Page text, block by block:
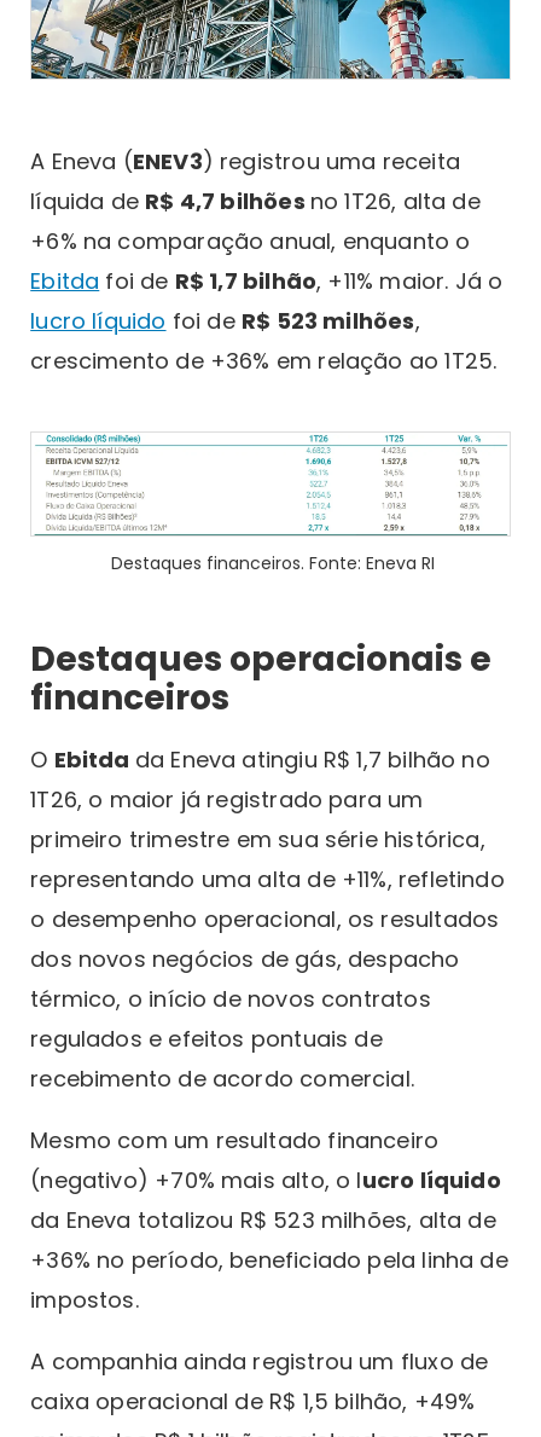
A Eneva (ENEV3) registrou uma receita
líquida de R$ 4,7 bilhões no 1T26, alta de
+6% na comparação anual, enquanto o
Ebitda foi de R$ 1,7 bilhão, +11% maior. Já o
lucro líquido foi de R$ 523 milhões,
crescimento de +36% em relação ao 1T25.
Destaques financeiros. Fonte: Eneva RI
Destaques operacionais e
financeiros
O Ebitda da Eneva atingiu R$ 1,7 bilhão no
1T26, o maior já registrado para um
primeiro trimestre em sua série histórica,
representando uma alta de +11%, refletindo
o desempenho operacional, os resultados
dos novos negócios de gás, despacho
térmico, o início de novos contratos
regulados e efeitos pontuais de
recebimento de acordo comercial.
Mesmo com um resultado financeiro
(negativo) +70% mais alto, o lucro líquido
da Eneva totalizou R$ 523 milhões, alta de
+36% no período, beneficiado pela linha de
impostos.
A companhia ainda registrou um fluxo de
caixa operacional de R$ 1,5 bilhão, +49%